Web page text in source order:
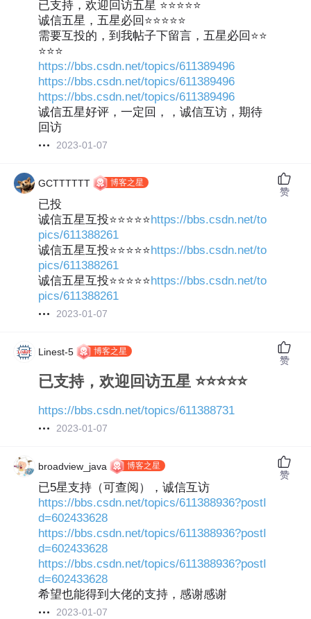
已支持，欢迎回访五星 ⭐⭐⭐⭐⭐
诚信五星，五星必回⭐⭐⭐⭐⭐
需要互投的，到我帖子下留言，五星必回⭐⭐
⭐⭐⭐
https://bbs.csdn.net/topics/611389496
https://bbs.csdn.net/topics/611389496
https://bbs.csdn.net/topics/611389496
诚信五星好评，一定回，，诚信互访，期待
回访
2023-01-07
GCTTTTTT 博客之星
已投
诚信五星互投⭐⭐⭐⭐⭐https://bbs.csdn.net/to
pics/611388261
诚信五星互投⭐⭐⭐⭐⭐https://bbs.csdn.net/to
pics/611388261
诚信五星互投⭐⭐⭐⭐⭐https://bbs.csdn.net/to
pics/611388261
2023-01-07
赞
Linest-5 博客之星
已支持，欢迎回访五星 ⭐⭐⭐⭐⭐
https://bbs.csdn.net/topics/611388731
2023-01-07
赞
broadview_java 博客之星
已5星支持（可查阅），诚信互访
https://bbs.csdn.net/topics/611388936?postI
d=602433628
https://bbs.csdn.net/topics/611388936?postI
d=602433628
https://bbs.csdn.net/topics/611388936?postI
d=602433628
希望也能得到大佬的支持，感谢感谢
2023-01-07
赞